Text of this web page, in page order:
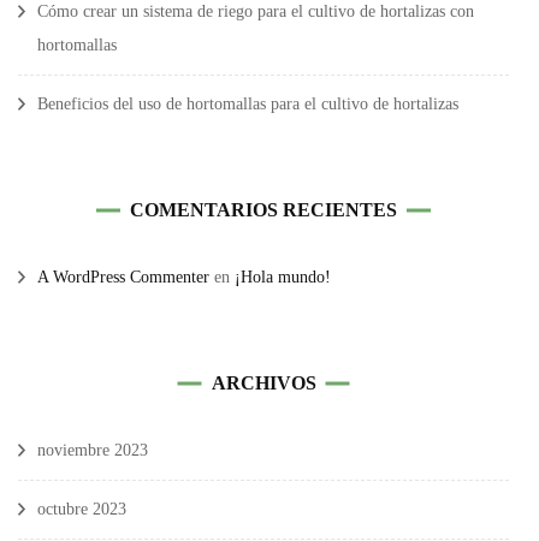
Cómo crear un sistema de riego para el cultivo de hortalizas con
hortomallas
Beneficios del uso de hortomallas para el cultivo de hortalizas
COMENTARIOS RECIENTES
A WordPress Commenter en ¡Hola mundo!
ARCHIVOS
noviembre 2023
octubre 2023